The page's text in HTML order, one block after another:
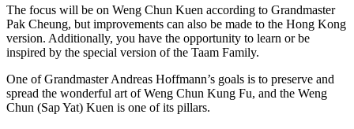
The focus will be on Weng Chun Kuen according to Grandmaster
Pak Cheung, but improvements can also be made to the Hong Kong
version. Additionally, you have the opportunity to learn or be
inspired by the special version of the Taam Family.
One of Grandmaster Andreas Hoffmann’s goals is to preserve and
spread the wonderful art of Weng Chun Kung Fu, and the Weng
Chun (Sap Yat) Kuen is one of its pillars.